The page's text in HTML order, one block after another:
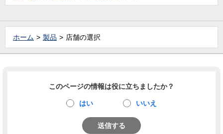
ホーム 製品 店舗の選択
このページの情報は役に立ちましたか？
はい いいえ
送信する